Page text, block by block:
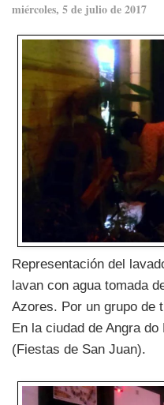
miércoles, 5 de julio de 2017
Representación del
lavan con agua tomada
Azores. Por un grupo de
En la ciudad de Angra
(Fiestas de San Juan).